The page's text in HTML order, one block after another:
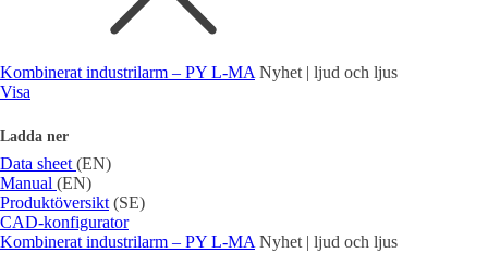
Kombinerat industrilarm – PY L-MA Nyhet | ljud och ljus
Visa
Ladda ner
Data sheet (EN)
Manual (EN)
Produktöversikt (SE)
CAD-konfigurator
Kombinerat industrilarm – PY L-MA Nyhet | ljud och ljus